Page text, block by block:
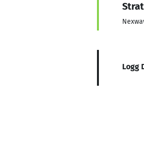
Logg